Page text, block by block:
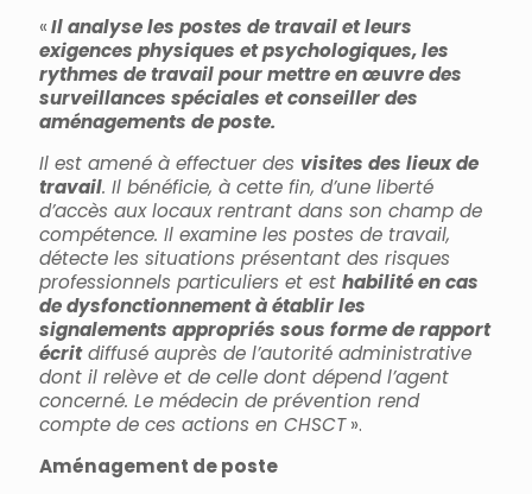
«Il analyse les postes de travail et leurs
exigences physiques et psychologiques, les
rythmes de travail pour mettre en œuvre des
surveillances spéciales et conseiller des
aménagements de poste.
Il est amené à effectuer des visites des lieux de
travail. Il bénéficie, à cette fin, d’une liberté
d’accès aux locaux rentrant dans son champ de
compétence. Il examine les postes de travail,
détecte les situations présentant des risques
professionnels particuliers et est habilité en cas
de dysfonctionnement à établir les
signalements appropriés sous forme de rapport
écritdiffusé auprès de l’autorité administrative
dont il relève et de celle dont dépend l’agent
concerné. Le médecin de prévention rend
compte de ces actions en CHSCT».
Aménagement de poste